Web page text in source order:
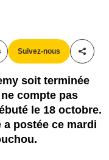
Suivez-nous
soit terminée
compte pas
le 18 octobre.
postée ce mardi